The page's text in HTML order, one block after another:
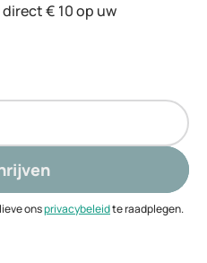
€ 10 op uw
onsprivacybeleidte raadplegen.